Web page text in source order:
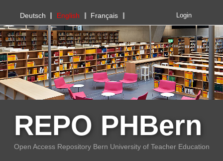
PHBern
Deutsch English Français Login
REPO PHBern
Open Access Repository Bern University of Teacher Education